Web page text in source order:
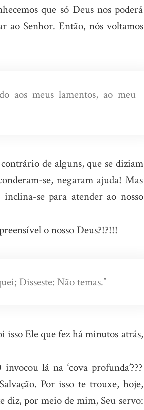
que só Deus nos poderá
ao Senhor. Então, nós voltamos
aos meus lamentos, ao meu
de alguns, que se diziam
se, negaram ajuda! Mas
se para atender ao nosso
o nosso Deus?!?!!!
Disseste: Não temas.”
Ele que fez há minutos atrás,
lá na ‘cova profunda’???
Por isso te trouxe, hoje,
diz, por meio de mim, Seu servo: